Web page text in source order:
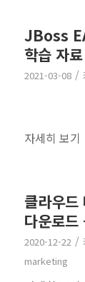
JBoss
학습 자
2021-03-08 /
자세히 보기
클라우드
다운로드
2020-12-22 /
marketing